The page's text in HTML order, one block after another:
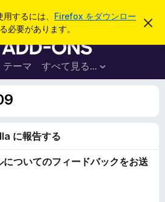
するには、 Firefox をダウンロー
必要があります。
こ
を
F
i
r
e
ブ
ウ
テーマ すべて見る...
ログイン
に報告する
ついてのフィードバックをお送